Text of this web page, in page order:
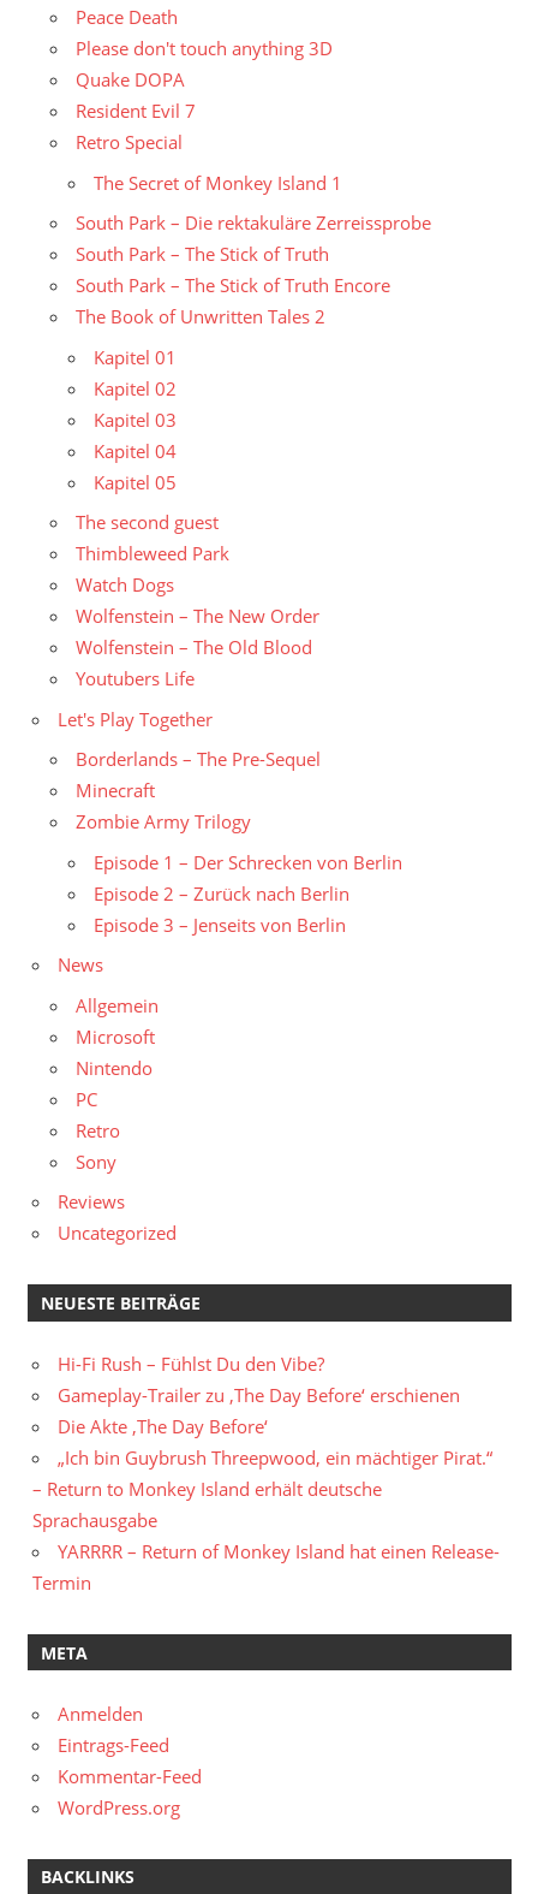
Peace Death
Please don't touch anything 3D
Quake DOPA
Resident Evil 7
Retro Special
The Secret of Monkey Island 1
South Park – Die rektakuläre Zerreissprobe
South Park – The Stick of Truth
South Park – The Stick of Truth Encore
The Book of Unwritten Tales 2
Kapitel 01
Kapitel 02
Kapitel 03
Kapitel 04
Kapitel 05
The second guest
Thimbleweed Park
Watch Dogs
Wolfenstein – The New Order
Wolfenstein – The Old Blood
Youtubers Life
Let's Play Together
Borderlands – The Pre-Sequel
Minecraft
Zombie Army Trilogy
Episode 1 – Der Schrecken von Berlin
Episode 2 – Zurück nach Berlin
Episode 3 – Jenseits von Berlin
News
Allgemein
Microsoft
Nintendo
PC
Retro
Sony
Reviews
Uncategorized
NEUESTE BEITRÄGE
Hi-Fi Rush – Fühlst Du den Vibe?
Gameplay-Trailer zu ‚The Day Before‘ erschienen
Die Akte ‚The Day Before‘
„Ich bin Guybrush Threepwood, ein mächtiger Pirat.“
– Return to Monkey Island erhält deutsche
Sprachausgabe
YARRRR – Return of Monkey Island hat einen Release-
Termin
META
Anmelden
Eintrags-Feed
Kommentar-Feed
WordPress.org
BACKLINKS